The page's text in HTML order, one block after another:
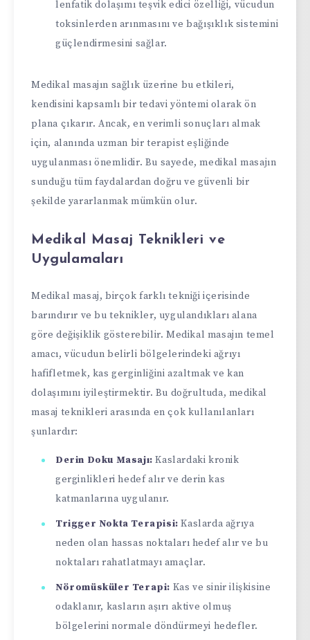
lenfatik dolaşımı teşvik edici özelliği, vücudun
toksinlerden arınmasını ve bağışıklık sistemini
güçlendirmesini sağlar.
Medikal masajın sağlık üzerine bu etkileri,
kendisini kapsamlı bir tedavi yöntemi olarak ön
plana çıkarır. Ancak, en verimli sonuçları almak
için, alanında uzman bir terapist eşliğinde
uygulanması önemlidir. Bu sayede, medikal masajın
sunduğu tüm faydalardan doğru ve güvenli bir
şekilde yararlanmak mümkün olur.
Medikal Masaj Teknikleri ve
Uygulamaları
Medikal masaj, birçok farklı tekniği içerisinde
barındırır ve bu teknikler, uygulandıkları alana
göre değişiklik gösterebilir. Medikal masajın temel
amacı, vücudun belirli bölgelerindeki ağrıyı
hafifletmek, kas gerginliğini azaltmak ve kan
dolaşımını iyileştirmektir. Bu doğrultuda, medikal
masaj teknikleri arasında en çok kullanılanları
şunlardır:
Derin Doku Masajı: Kaslardaki kronik
gerginlikleri hedef alır ve derin kas
katmanlarına uygulanır.
Trigger Nokta Terapisi: Kaslarda ağrıya
neden olan hassas noktaları hedef alır ve bu
noktaları rahatlatmayı amaçlar.
Nöromüsküler Terapi: Kas ve sinir ilişkisine
odaklanır, kasların aşırı aktive olmuş
bölgelerini normale döndürmeyi hedefler.